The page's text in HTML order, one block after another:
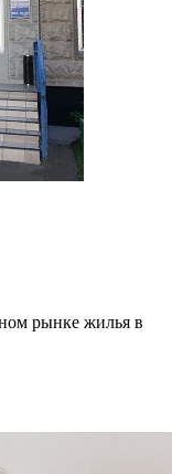
рынке жилья в